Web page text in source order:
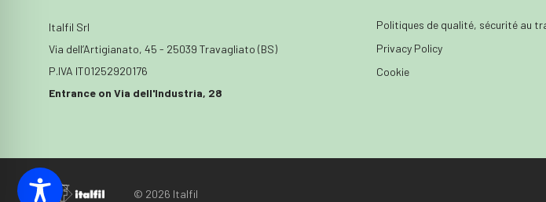
Italfil Srl
Via dell’Artigianato, 45 - 25039 Travagliato (BS)
P.IVA IT01252920176
Entrance on Via dell'Industria, 28
Politiques de qualité, sécurité au
Privacy Policy
Cookie
© 2026 Italfil